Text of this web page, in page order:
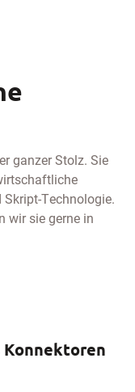
ganzer Stolz. Sie
Technologie.
wir sie gerne in
Konnektoren